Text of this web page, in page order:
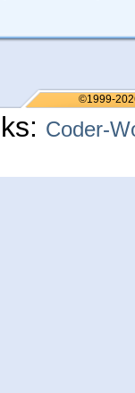
©1999-
Coder-